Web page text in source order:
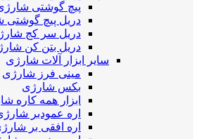
پیچ گوشتی
دریل پیچ گوشتی
دریل سر کج
دریل بتن کن
سایر ابزار آلات شارژی
مینی فرز شارژی
بکس شارژی
ابزار همه کاره
اره عمودبر
اره افقی بر